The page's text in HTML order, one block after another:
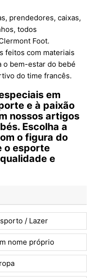
prendedores, caixas,
todos
Foot.
feitos com materiais
o bem-estar do bebé
do time francês.
em
e à paixão
nossos artigos
Escolha a
o figura do
o esporte
e
/ Lazer
nome próprio